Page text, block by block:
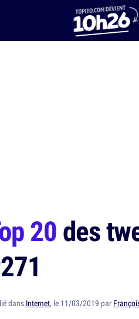
20des
dans Internet, le 11/03/2019 par